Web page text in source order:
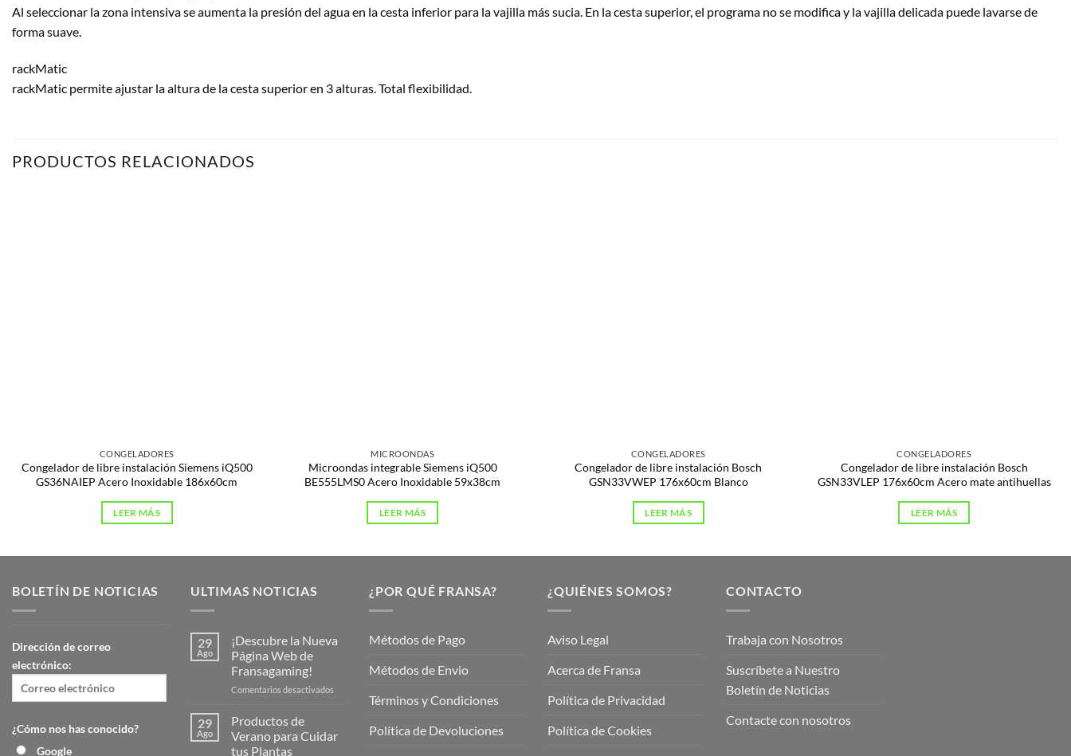
Al seleccionar la zona intensiva se aumenta la presión del agua en la cesta inferior para la vajilla más sucia. En la cesta superior, el programa no se modifica y la vajilla delicada puede lavarse de
forma suave.
rackMatic
rackMatic permite ajustar la altura de la cesta superior en 3 alturas. Total flexibilidad.
PRODUCTOS RELACIONADOS
CONGELADORES
Congelador de libre instalación Siemens iQ500
GS36NAIEP Acero Inoxidable 186x60cm
LEER MÁS
MICROONDAS
Microondas integrable Siemens iQ500
BE555LMS0 Acero Inoxidable 59x38cm
LEER MÁS
CONGELADORES
Congelador de libre instalación Bosch
GSN33VWEP 176x60cm Blanco
LEER MÁS
CONGELADORES
Congelador de libre instalación Bosch
GSN33VLEP 176x60cm Acero mate antihuellas
LEER MÁS
BOLETÍN DE NOTICIAS
Dirección de correo
electrónico:
¿Cómo nos has conocido?
Google
ULTIMAS NOTICIAS
29
Ago
¡Descubre la Nueva
Página Web de
Fransagaming!
Comentarios desactivados
Página
29
Ago
Productos de
Verano para Cuidar
tus Plantas
¿POR QUÉ FRANSA?
Métodos de Pago
Métodos de Envio
Términos y Condiciones
Política de Devoluciones
¿QUIÉNES SOMOS?
Aviso Legal
Acerca de Fransa
Política de Privacidad
Política de Cookies
CONTACTO
Trabaja con Nosotros
Suscríbete a Nuestro
Boletín de Noticias
Contacte con nosotros